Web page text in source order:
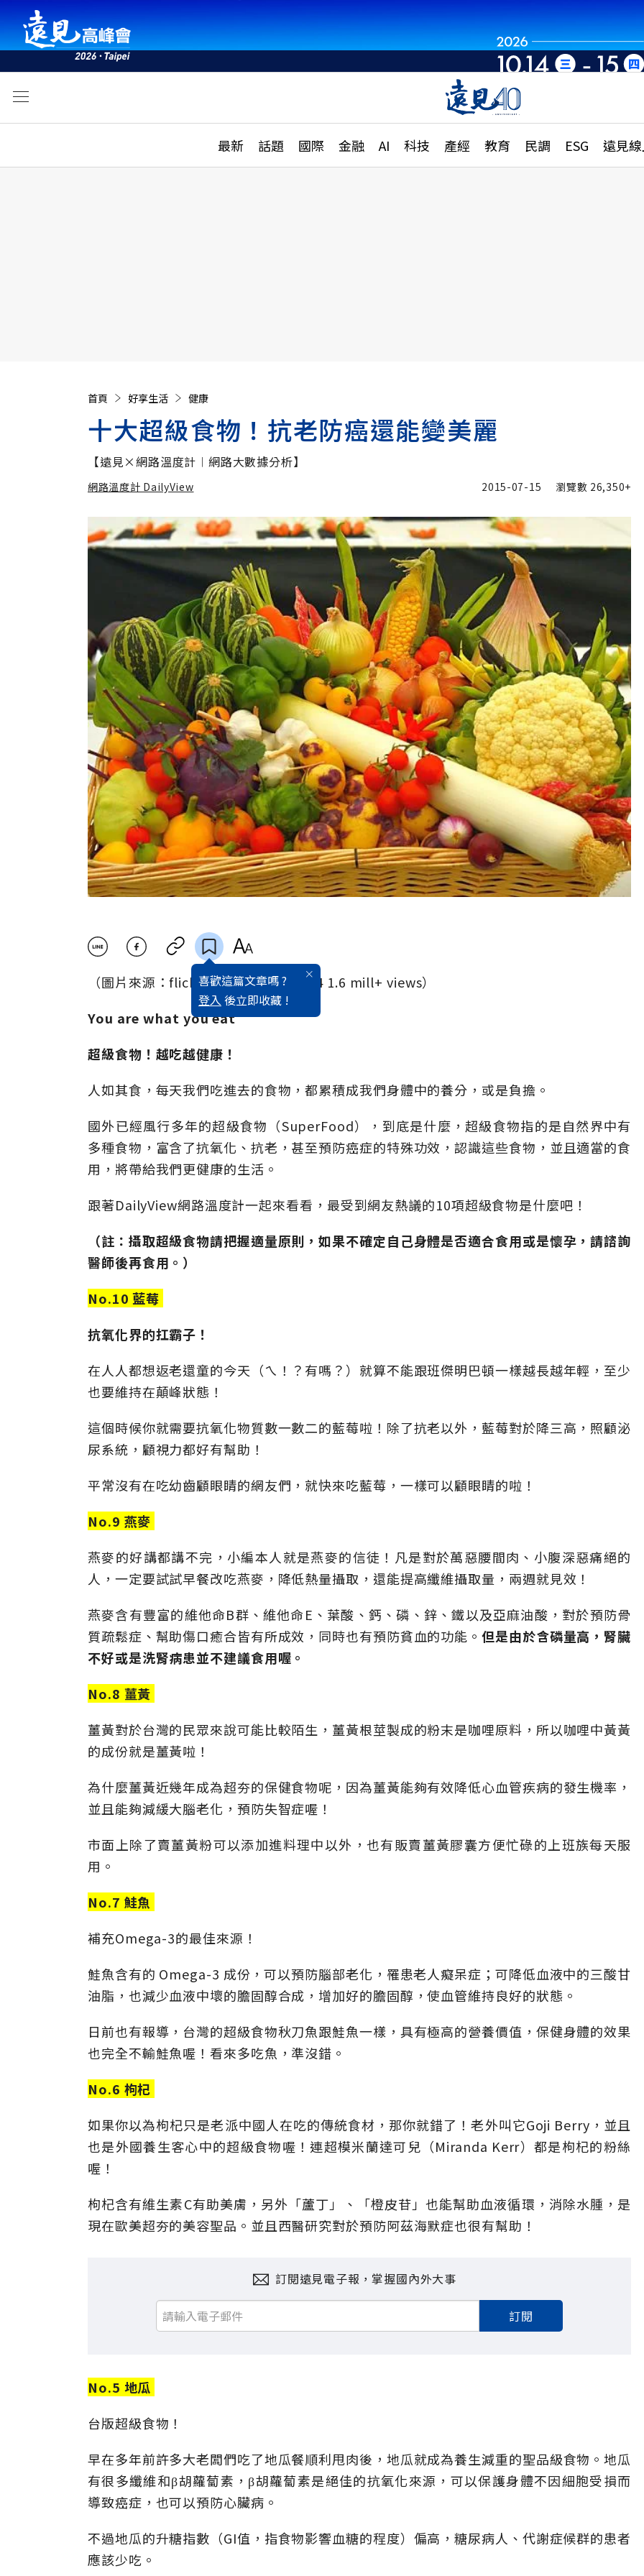
最新 話題 國際 金融 AI 科技 產經 教育 民調 ESG 遠見
活動
話題
國際
特輯
大學升學、職涯攻略
縣市施政調查全解析
首頁 好享生活 健康
十大超級食物！抗老防癌還能變美麗
【遠見×網路溫度計︱網路大數據分析】
網路溫度計 DailyView
網路溫度計 DailyView 加入追蹤
2015-07-15 瀏覽數 26,350+
喜歡這篇文章嗎 ?
登入 後立即收藏 !
（圖片來源：flickr MICOLO J Thanx 4 1.6 mill+ views）
You are what you eat
超級食物！越吃越健康！
人如其食，每天我們吃進去的食物，都累積成我們身體中的養分，或是負擔。
國外已經風行多年的超級食物（SuperFood），到底是什麼，超級食物指的是自然界中有
多種食物，富含了抗氧化、抗老，甚至預防癌症的特殊功效，認識這些食物，並且適當的食
用，將帶給我們更健康的生活。
跟著DailyView網路溫度計一起來看看，最受到網友熱議的10項超級食物是什麼吧！
（註：攝取超級食物請把握適量原則，如果不確定自己身體是否適合食用或是懷孕，請諮詢
醫師後再食用。）
No.10 藍莓
抗氧化界的扛霸子！
在人人都想返老還童的今天（ㄟ！？有嗎？）就算不能跟班傑明巴頓一樣越長越年輕，至少
也要維持在顛峰狀態！
這個時候你就需要抗氧化物質數一數二的藍莓啦！除了抗老以外，藍莓對於降三高，照顧泌
尿系統，顧視力都好有幫助！
平常沒有在吃幼齒顧眼睛的網友們，就快來吃藍莓，一樣可以顧眼睛的啦！
No.9 燕麥
燕麥的好講都講不完，小編本人就是燕麥的信徒！凡是對於萬惡腰間肉、小腹深惡痛絕的
人，一定要試試早餐改吃燕麥，降低熱量攝取，還能提高纖維攝取量，兩週就見效！
燕麥含有豐富的維他命B群、維他命E、葉酸、鈣、磷、鋅、鐵以及亞麻油酸，對於預防骨
質疏鬆症、幫助傷口癒合皆有所成效，同時也有預防貧血的功能。但是由於含磷量高，腎臟
不好或是洗腎病患並不建議食用喔。
No.8 薑黃
薑黃對於台灣的民眾來說可能比較陌生，薑黃根莖製成的粉末是咖哩原料，所以咖哩中黃黃
的成份就是薑黃啦！
為什麼薑黃近幾年成為超夯的保健食物呢，因為薑黃能夠有效降低心血管疾病的發生機率，
並且能夠減緩大腦老化，預防失智症喔！
市面上除了賣薑黃粉可以添加進料理中以外，也有販賣薑黃膠囊方便忙碌的上班族每天服
用。
No.7 鮭魚
補充Omega-3的最佳來源！
鮭魚含有的 Omega-3 成份，可以預防腦部老化，罹患老人癡呆症；可降低血液中的三酸甘
油脂，也減少血液中壞的膽固醇合成，增加好的膽固醇，使血管維持良好的狀態。
日前也有報導，台灣的超級食物秋刀魚跟鮭魚一樣，具有極高的營養價值，保健身體的效果
也完全不輸鮭魚喔！看來多吃魚，準沒錯。
No.6 枸杞
如果你以為枸杞只是老派中國人在吃的傳統食材，那你就錯了！老外叫它Goji Berry，並且
也是外國養生客心中的超級食物喔！連超模米蘭達可兒（Miranda Kerr）都是枸杞的粉絲
喔！
枸杞含有維生素C有助美膚，另外「蘆丁」、「橙皮苷」也能幫助血液循環，消除水腫，是
現在歐美超夯的美容聖品。並且西醫研究對於預防阿茲海默症也很有幫助！
訂閱遠見電子報，掌握國內外大事
訂閱
No.5 地瓜
台版超級食物！
早在多年前許多大老闆們吃了地瓜餐順利甩肉後，地瓜就成為養生減重的聖品級食物。地瓜
有很多纖維和β胡蘿蔔素，β胡蘿蔔素是絕佳的抗氧化來源，可以保護身體不因細胞受損而
導致癌症，也可以預防心臟病。
不過地瓜的升糖指數（GI值，指食物影響血糖的程度）偏高，糖尿病人、代謝症候群的患者
應該少吃。